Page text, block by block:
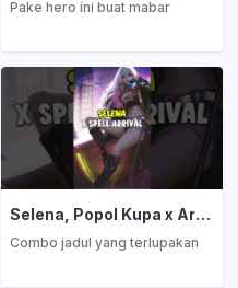
Pake hero ini buat mabar
Selena, Popol Kupa x Arrival
Combo jadul yang terlupakan